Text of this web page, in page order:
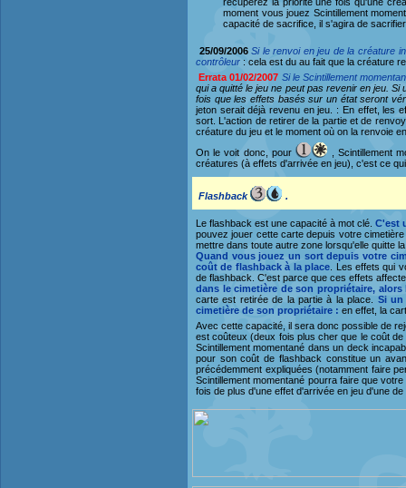
moment vous jouez Scintillement
capacité de sacrifice, il s'agira de
25/09/2006 Si le renvoi en jeu de la créature
contrôleur : cela est du au fait que la créature
Errata 01/02/2007 Si le Scintillement
qui a quitté le jeu ne peut pas revenir en jeu.
fois que les effets basés sur un état seront
jeton serait déjà revenu en jeu. : En effet, les
sort. L'action de retirer de la partie et de
créature du jeu et le moment où on la renvoie
On le voit donc, pour
, Scintillement
créatures (à effets d'arrivée en jeu), c'est ce
Flashback .
Le flashback est une capacité à mot clé. C'est
pouvez jouer cette carte depuis votre
mettre dans toute autre zone lorsqu'elle quitte
Quand vous jouez un sort depuis votre
coût de flashback à la place . Les effets qui
de flashback. C'est parce que ces effets
dans le cimetière de son propriétaire,
carte est retirée de la partie à la place. Si un
cimetière de son propriétaire : en effet, la
Avec cette capacité, il sera donc possible de
est coûteux (deux fois plus cher que le coût
Scintillement momentané dans un deck
pour son coût de flashback constitue un
précédemment expliquées (notamment faire
Scintillement momentané pourra faire que
fois de plus d'une effet d'arrivée en jeu d'une